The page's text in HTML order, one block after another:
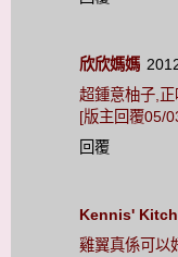
欣欣媽媽
超鍾意柚子,正
[版主回覆05/
回覆
Kennis'
雞翼真係可以